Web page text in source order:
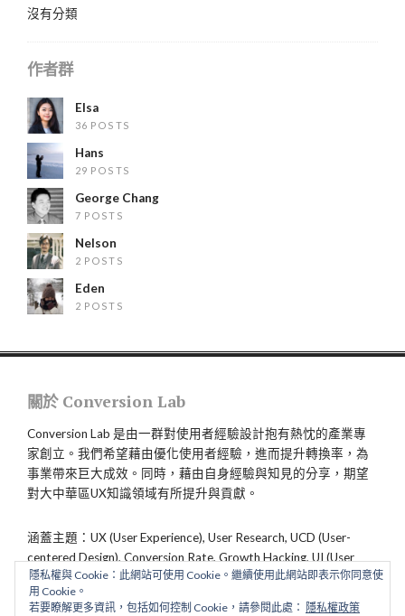
沒有分類
作者群
Elsa
36 POSTS
Hans
29 POSTS
George Chang
7 POSTS
Nelson
2 POSTS
Eden
2 POSTS
關於 Conversion Lab
Conversion Lab 是由一群對使用者經驗設計抱有熱忱的產業專
家創立。我們希望藉由優化使用者經驗，進而提升轉換率，為
事業帶來巨大成效。同時，藉由自身經驗與知見的分享，期望
對大中華區UX知識領域有所提升與貢獻。
涵蓋主題：UX (User Experience), User Research, UCD (User-
centered Design), Conversion Rate, Growth Hacking, UI (User
Interface), CX (Customer Experience), Service Design
隱私權與 Cookie：此網站可使用 Cookie。繼續使用此網站即表示你同意使
用 Cookie。
若要瞭解更多資訊，包括如何控制 Cookie，請參閱此處： 隱私權政策